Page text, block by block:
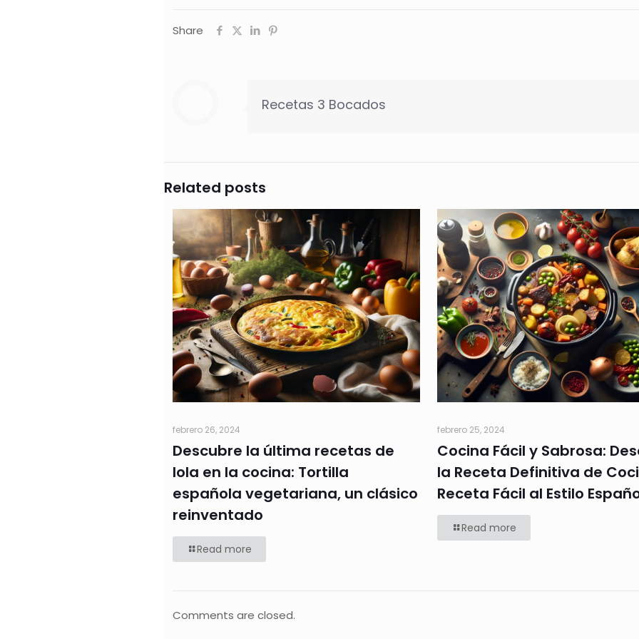
Share
Recetas 3 Bocados
Related posts
febrero 26, 2024
Descubre la última recetas de
lola en la cocina: Tortilla
española vegetariana, un clásico
reinventado
Read more
febrero 25, 2024
Cocina Fácil y Sabrosa:
la Receta Definitiva de
Receta Fácil al Estilo
Read more
Comments are closed.